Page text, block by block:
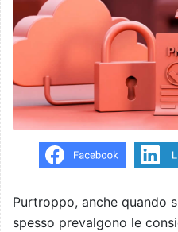
Purtroppo, anche quando
spesso prevalgono le